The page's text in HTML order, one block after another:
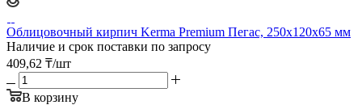
Облицовочный кирпич Kerma Premium Пегас, 250х120х65 мм
Наличие и срок поставки по запросу
409,62 ₸/шт
В корзину